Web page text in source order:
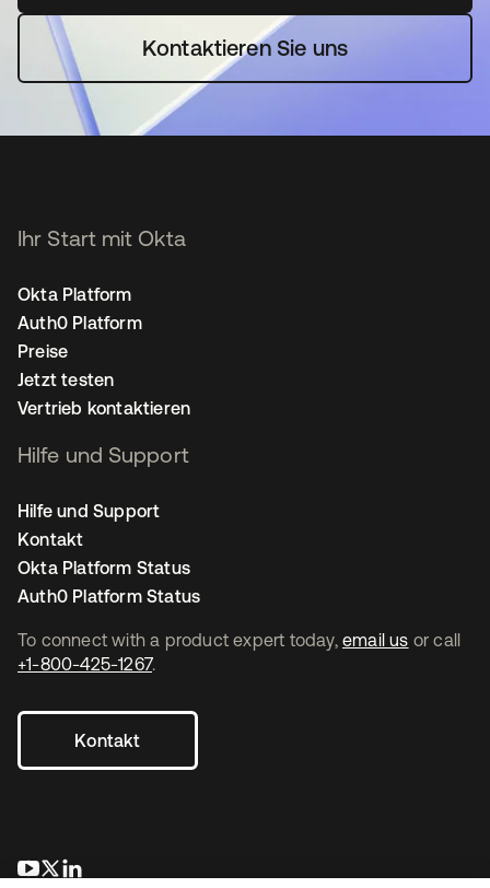
Kontaktieren Sie uns
To connect with a product expert today, email us or call
+1-800-425-1267.
Kontakt
wird in einer neuen Registerkarte geöffnet
wird in einer neuen Registerkarte geöffnet
Ihr Start mit Okta
Okta Platform
Auth0 Platform
Preise
Jetzt testen
Vertrieb kontaktieren
Hilfe und Support
Hilfe und Support
Kontakt
Okta Platform Status
Auth0 Platform Status